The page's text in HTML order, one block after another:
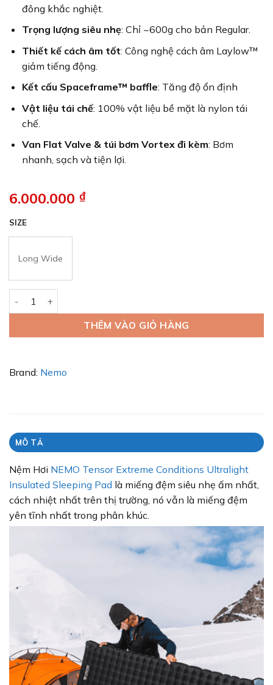
đông khắc nghiệt.
Trọng lượng siêu nhẹ: Chỉ ~600g cho bản Regular.
Thiết kế cách âm tốt: Công nghệ cách âm Laylow™
giảm tiếng động.
Kết cấu Spaceframe™ baffle: Tăng độ ổn định
Vật liệu tái chế: 100% vật liệu bề mặt là nylon tái
chế.
Van Flat Valve & túi bơm Vortex đi kèm: Bơm
nhanh, sạch và tiện lợi.
6.000.000 ₫
SIZE
Long Wide
Nệm Hơi NEMO Tensor Extreme Conditions Ultralight
THÊM VÀO GIỎ HÀNG
Brand: Nemo
MÔ TẢ
Nệm Hơi NEMO Tensor Extreme Conditions Ultralight
Insulated Sleeping Pad là miếng đệm siêu nhẹ ấm nhất,
cách nhiệt nhất trên thị trường, nó vẫn là miếng đệm
yên tĩnh nhất trong phân khúc.